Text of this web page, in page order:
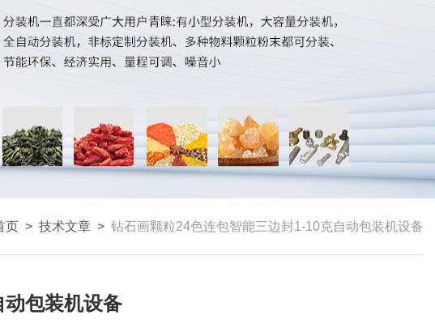
页 > 技术文章 > 钻石画颗粒24色连包智能三边封1-10克自动包装机设备
包装机设备